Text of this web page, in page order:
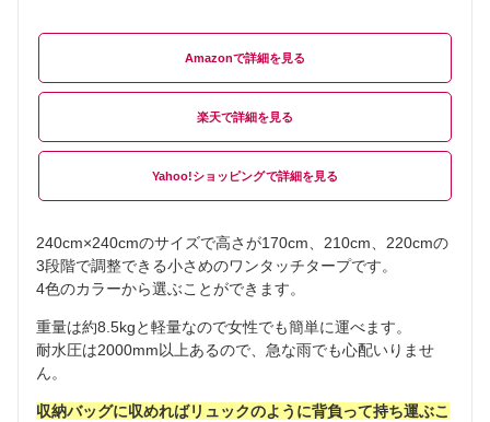
Amazon
楽天
Yahoo!ショッピング
240cm×240cmのサイズで高さが170cm、210cm、220cmの
3段階で調整できる小さめのワンタッチタープです。
4色のカラーから選ぶことができます。
重量は約8.5kgと軽量なので女性でも簡単に運べます。
耐水圧は2000mm以上あるので、急な雨でも心配いりませ
ん。
収納バッグに収めればリュックのように背負って持ち運ぶこ